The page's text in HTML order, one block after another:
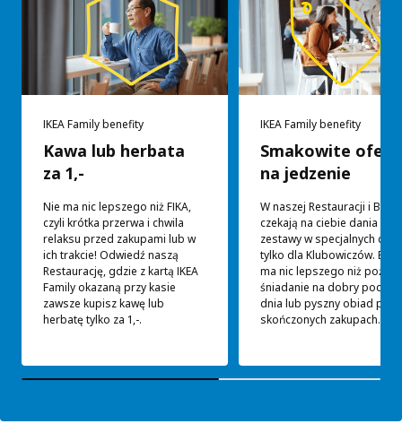
IKEA Family benefity
Kawa lub herbata
za 1,-
Nie ma nic lepszego niż FIKA,
czyli krótka przerwa i chwila
relaksu przed zakupami lub w
ich trakcie! Odwiedź naszą
Restaurację, gdzie z kartą IKEA
Family okazaną przy kasie
zawsze kupisz kawę lub
herbatę tylko za 1,-.
IKEA Family benefity
Smakowite
na jedzenie
W naszej Restauracji i
czekają na ciebie dania i
zestawy w specjalnych
tylko dla Klubowiczów. Bo
ma nic lepszego niż
śniadanie na dobry
dnia lub pyszny obiad po
skończonych zakupach.